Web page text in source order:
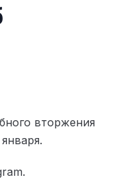
вторжения